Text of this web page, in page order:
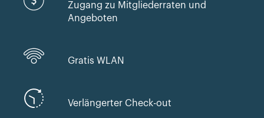
Zugang zu Mitgliederraten und
Angeboten
Gratis WLAN
Verlängerter Check-out